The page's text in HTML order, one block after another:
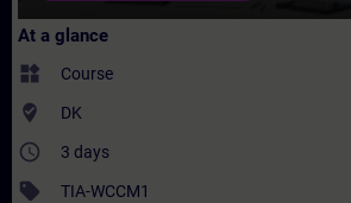
At a glance
widgets Course
where_to_vote DK
access_time 3 days
sell TIA-WCCM1